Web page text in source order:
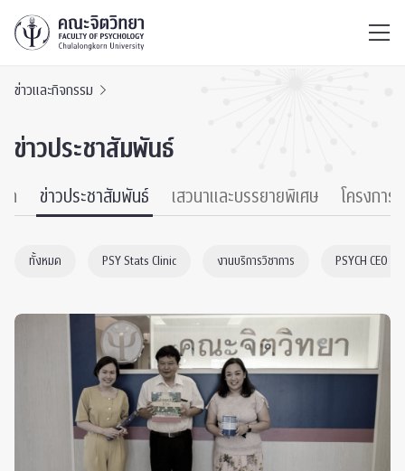
ข่าวและกิจกรรม
ข่าวประชาสัมพันธ์
ด ข่าวประชาสัมพันธ์ เสวนาและบรรยายพิเศษ โครงการ
ทั้งหมด PSY Stats Clinic งานบริการวิชาการ PSYCH CEO